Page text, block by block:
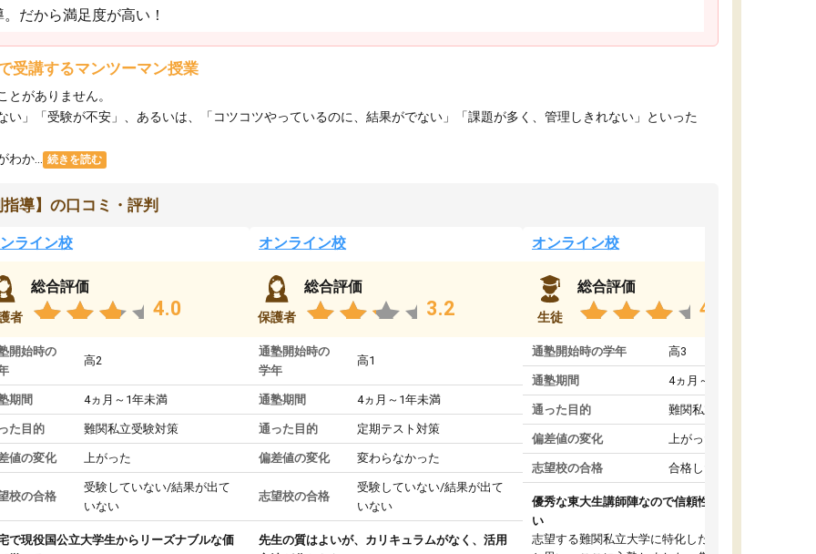
だから満足度が高い！
受講するマンツーマン授業
がありません。
」「受験が不安」、あるいは、「コツコツやっているのに、結果がでない」「課題が多く、管理しきれない」といった
か... 続きを読む
導】の口コミ・評判
ライン校
者
総合評価
4.0
開始時の
高2
期間 4ヵ月～1年未満
た目的 難関私立受験対策
値の変化 上がった
校の合格
受験していない/結果が出て
いない
で現役国公立大学生からリーズナブルな価
オンライン校
保護者
総合評価
3.2
通塾開始時の
学年
高1
通塾期間 4ヵ月～1年未満
通った目的 定期テスト対策
偏差値の変化 変わらなかった
志望校の合格
受験していない/結果が出て
いない
先生の質はよいが、カリキュラムがなく、活用
オンライン校
生徒
総合評価
4.4
通塾開始時の学年 高3
通塾期間 4ヵ月～1年未満
通った目的 難関私立受験対策
偏差値の変化 上がった
志望校の合格 合格した
優秀な東大生講師陣なので信頼性や安心感が高
い
志望する難関私立大学に特化した準備をしたい